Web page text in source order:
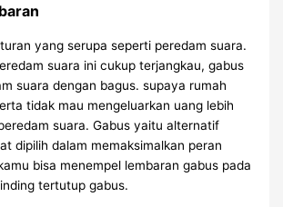
yang serupa seperti peredam suara.
suara ini cukup terjangkau, gabus
suara dengan bagus. supaya rumah
tidak mau mengeluarkan uang lebih
suara. Gabus yaitu alternatif
dipilih dalam memaksimalkan peran
bisa menempel lembaran gabus pada
tertutup gabus.